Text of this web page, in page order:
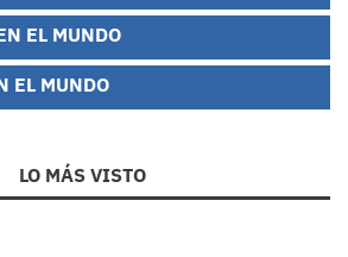
EL MUNDO
EL MUNDO
LO MÁS VISTO